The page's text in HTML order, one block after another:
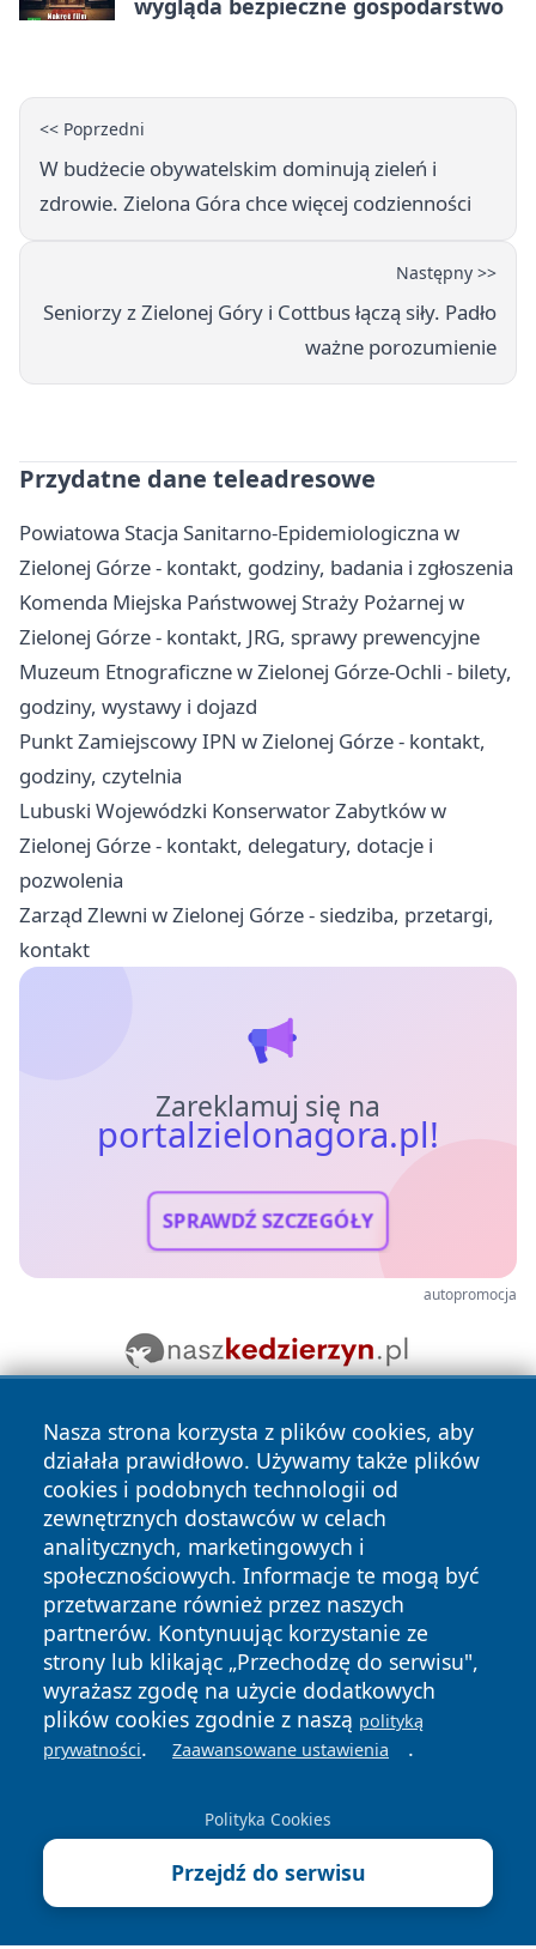
<< Poprzedni
W budżecie obywatelskim dominują zieleń i
zdrowie. Zielona Góra chce więcej codzienności
Następny >>
Seniorzy z Zielonej Góry i Cottbus łączą siły. Padło
ważne porozumienie
Przydatne dane teleadresowe
Powiatowa Stacja Sanitarno-Epidemiologiczna w
Zielonej Górze - kontakt, godziny, badania i zgłoszenia
Komenda Miejska Państwowej Straży Pożarnej w
Zielonej Górze - kontakt, JRG, sprawy prewencyjne
Muzeum Etnograficzne w Zielonej Górze-Ochli - bilety,
godziny, wystawy i dojazd
Punkt Zamiejscowy IPN w Zielonej Górze - kontakt,
godziny, czytelnia
Lubuski Wojewódzki Konserwator Zabytków w
Zielonej Górze - kontakt, delegatury, dotacje i
pozwolenia
Zarząd Zlewni w Zielonej Górze - siedziba, przetargi,
kontakt
Zareklamuj się na
portalzielonagora.pl!
SPRAWDŹ SZCZEGÓŁY
autopromocja
Nasza strona korzysta z plików cookies, aby
działała prawidłowo. Używamy także plików
cookies i podobnych technologii od
zewnętrznych dostawców w celach
analitycznych, marketingowych i
społecznościowych. Informacje te mogą być
przetwarzane również przez naszych
partnerów. Kontynuując korzystanie ze
strony lub klikając „Przechodzę do serwisu",
wyrażasz zgodę na użycie dodatkowych
plików cookies zgodnie z naszą polityką
prywatności. Zaawansowane ustawienia .
Polityka Cookies
Przejdź do serwisu
Copyright © 2026 portalzielonagora.pl Wszystkie prawa
zastrzeżone.
News Autorzy
Polityka
Prywatności
Polityka
Cookies